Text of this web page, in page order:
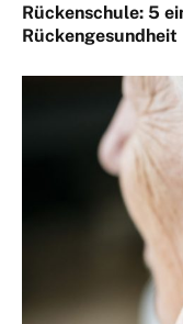
Rückenschule: 5
Rückengesundheit